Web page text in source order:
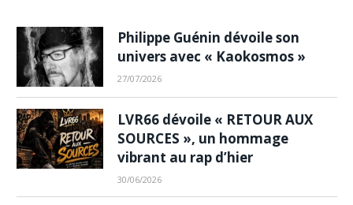
Philippe Guénin dévoile son
univers avec « Kaokosmos »
27/07/2026
LVR66 dévoile « RETOUR AUX
SOURCES », un hommage
vibrant au rap d’hier
30/06/2026